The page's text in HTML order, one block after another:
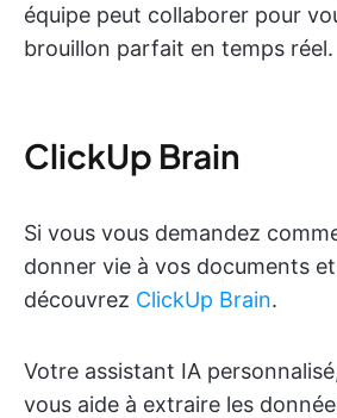
équipe peut collaborer pour
brouillon parfait en temps réel.
ClickUp Brain
Si vous vous demandez
donner vie à vos documents
découvrez ClickUp Brain.
Votre assistant IA
vous aide à extraire les